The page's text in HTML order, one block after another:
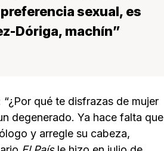
sexual, es
Dóriga, machín”
qué te disfrazas de mujer
degenerado. Ya hace falta que
y arregle su cabeza,